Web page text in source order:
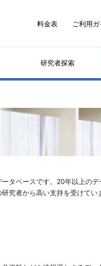
料金表 ご利用ガ
研究者探索
タベースです。20年以上の
究者から高い支持を受けてい